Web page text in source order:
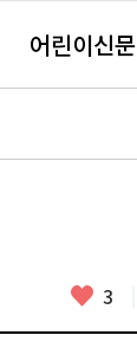
어린이신문
좋
요
3